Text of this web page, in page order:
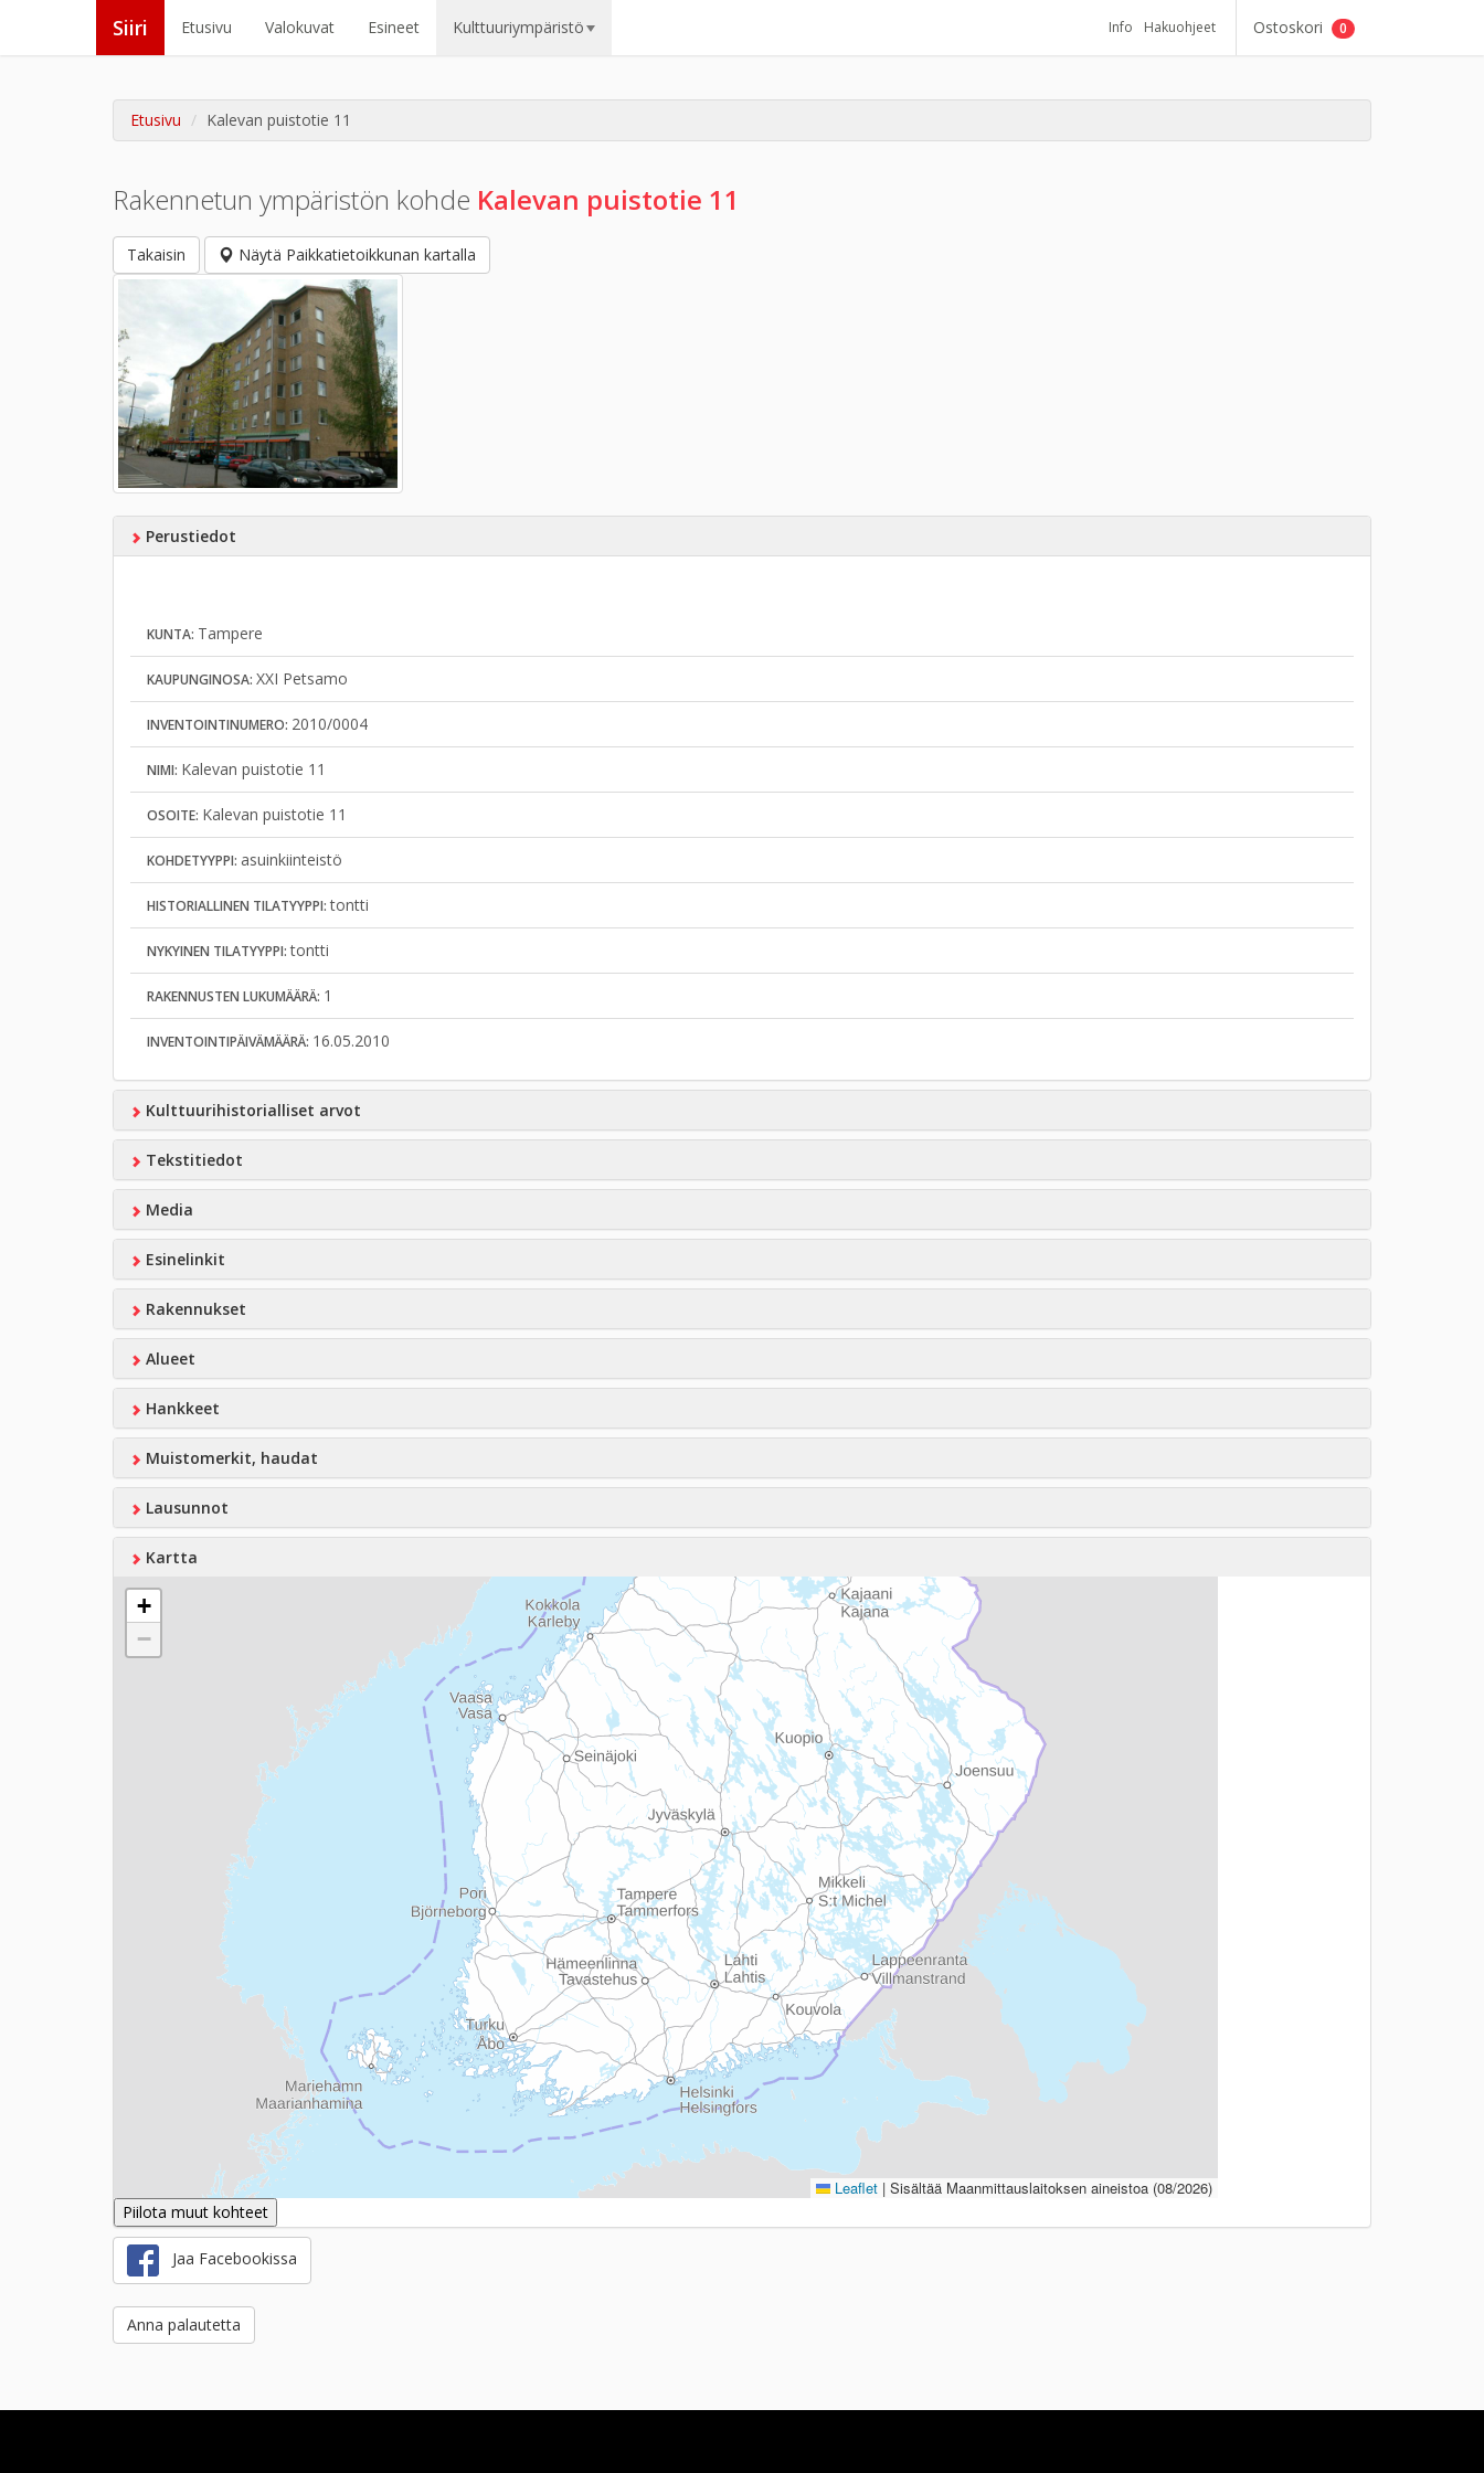
Siiri Etusivu Valokuvat Esineet Kulttuuriympäristö Info Hakuohjeet Ostoskori 0
Etusivu Kalevan puistotie 11
Rakennetun ympäristön kohde Kalevan puistotie 11
Takaisin Näytä Paikkatietoikkunan kartalla
Perustiedot
KUNTA: Tampere
KAUPUNGINOSA: XXI Petsamo
INVENTOINTINUMERO: 2010/0004
NIMI: Kalevan puistotie 11
OSOITE: Kalevan puistotie 11
KOHDETYYPPI: asuinkiinteistö
HISTORIALLINEN TILATYYPPI:tontti
NYKYINEN TILATYYPPI:tontti
RAKENNUSTEN LUKUMÄÄRÄ: 1
INVENTOINTIPÄIVÄMÄÄRÄ: 16.05.2010
Kulttuurihistorialliset arvot
Tekstitiedot
Media
Esinelinkit
Rakennukset
Alueet
Hankkeet
Muistomerkit, haudat
Lausunnot
Kartta
+
−
Leaflet | Sisältää Maanmittauslaitoksen aineistoa (08/2026)
Piilota muut kohteet
Jaa Facebookissa
Anna palautetta